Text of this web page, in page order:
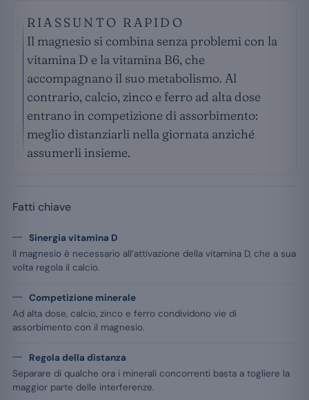
RIASSUNTO RAPIDO
Il magnesio si combina senza problemi con la
vitamina D e la vitamina B6, che
accompagnano il suo metabolismo. Al
contrario, calcio, zinco e ferro ad alta dose
entrano in competizione di assorbimento:
meglio distanziarli nella giornata anziché
assumerli insieme.
Fatti chiave
Sinergia vitamina D
Il magnesio è necessario all’attivazione della vitamina D, che a sua
volta regola il calcio.
Competizione minerale
Ad alta dose, calcio, zinco e ferro condividono vie di
assorbimento con il magnesio.
Regola della distanza
Separare di qualche ora i minerali concorrenti basta a togliere la
maggior parte delle interferenze.